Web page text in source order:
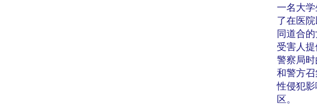
一名大
了在医
同道合
受害人
警察局
和警方
性侵犯
区。